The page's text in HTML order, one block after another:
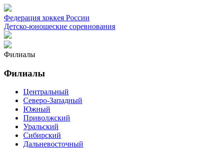
Федерация хоккея России
Детско-юношеские соревнования
Филиалы
Филиалы
Центральный
Северо-Западный
Южный
Приволжский
Уральский
Сибирский
Дальневосточный